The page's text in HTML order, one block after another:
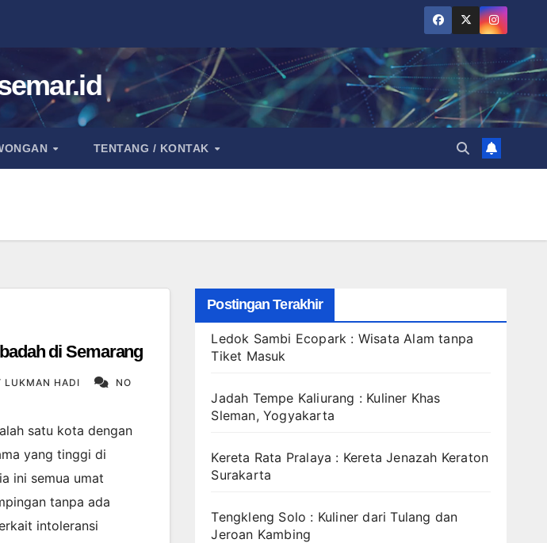
TENTANG / KONTAK
di Semarang
LUKMAN HADI NO
satu kota dengan
yang tinggi di
ini semua umat
tanpa ada
intoleransi
Postingan Terakhir
Ledok Sambi Ecopark : Wisata Alam tanpa
Tiket Masuk
Jadah Tempe Kaliurang : Kuliner Khas
Sleman, Yogyakarta
Kereta Rata Pralaya : Kereta Jenazah Keraton
Surakarta
Tengkleng Solo : Kuliner dari Tulang dan
Jeroan Kambing